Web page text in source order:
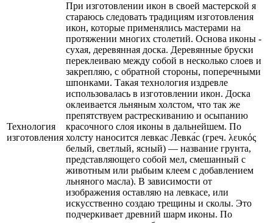
Технология
изготовления
При изготовлении икон в своей мастерской я
стараюсь следовать традициям изготовления
икон, которые применялись мастерами на
протяжении многих столетий. Основа иконы -
сухая, деревянная доска. Деревянные бруски
переклеиваю между собой в несколько слоев и
закрепляю, с обратной стороны, поперечными
шпонками. Такая технология издревле
использовалась в изготовлении икон. Доска
оклеивается льняным холстом, что так же
препятствуем растрескиванию и осыпанию
красочного слоя иконы в дальнейшем. По
холсту наносится левкас Левка́с (греч. λευκός
белый, светлый, ясный) — название грунта,
представляющего собой мел, смешанный с
животным или рыбьим клеем с добавлением
льняного масла). В зависимости от
изображения оставляю на левкасе, или
искусственно создаю трещины и сколы. Это
подчеркивает древний шарм иконы. По